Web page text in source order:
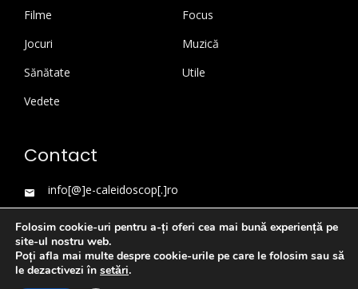
Filme
Focus
Jocuri
Muzică
Sănătate
Utile
Vedete
Contact
info[@]e-caleidoscop[.]ro
Folosim cookie-uri pentru a-ți oferi cea mai bună experiență pe
site-ul nostru web.
Poți afla mai multe despre cookie-urile pe care le folosim sau să
le dezactivezi în setări.